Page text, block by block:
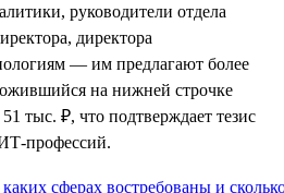
руководители отдела
директора
— им предлагают более
на нижней строчке
тыс. ₽, что подтверждает тезис
профессий.